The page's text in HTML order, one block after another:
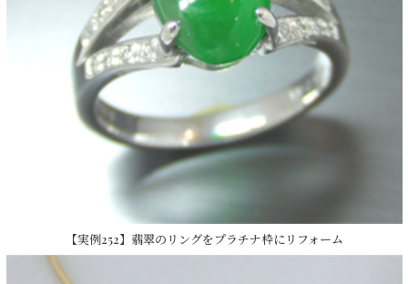
【実例252】翡翠のリングをプラチナ枠にリフォーム